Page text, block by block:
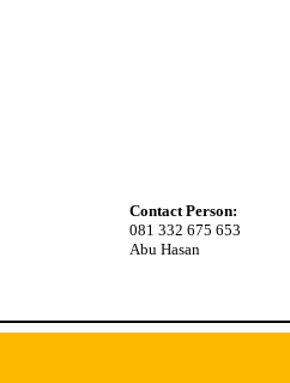
Contact Person:
081 332 675 653
Abu Hasan